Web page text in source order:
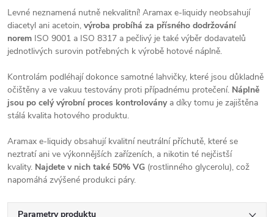
Levné neznamená nutně nekvalitní! Aramax e-liquidy neobsahují
diacetyl ani acetoin, výroba probíhá za přísného dodržování
norem ISO 9001 a ISO 8317 a pečlivý je také výběr dodavatelů
jednotlivých surovin potřebných k výrobě hotové náplně.
Kontrolám podléhají dokonce samotné lahvičky, které jsou důkladně
očištěny a ve vakuu testovány proti případnému protečení. Náplně
jsou po celý výrobní proces kontroloványa díky tomu je zajištěna
stálá kvalita hotového produktu.
Aramax e-liquidy obsahují kvalitní neutrální příchutě, které se
neztratí ani ve výkonnějších zařízeních, a nikotin té nejčistší
kvality. Najdete v nich také 50% VG (rostlinného glycerolu), což
napomáhá zvýšené produkci páry.
Parametry produktu